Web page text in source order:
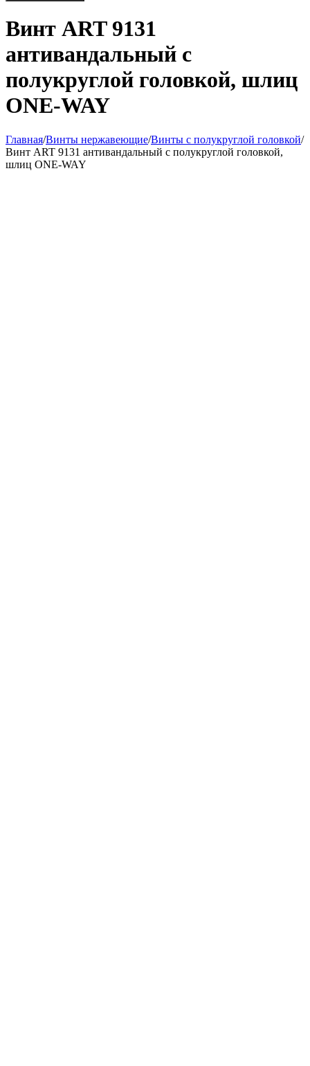
Винт ART 9131
антивандальный с
полукруглой головкой, шлиц
ONE-WAY
Главная/Винты нержавеющие/Винты с полукруглой головкой/
Винт ART 9131 антивандальный с полукруглой головкой,
шлиц ONE-WAY